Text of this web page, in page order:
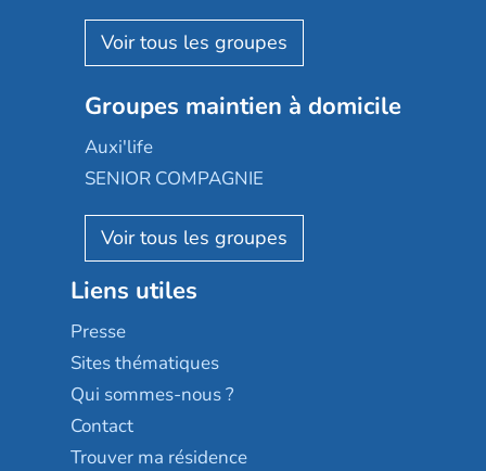
Aquarelia
Nexity edenea
Les jardins d'Arcadie
Occitalia
Appartseniors
Reseda
Stella management
Les villages d'or
Sérénys
Résidences services Villa Médicis
Korian
Emera
Groupe SOS
Le Noble Âge
Almage
Résidalya
Groupe aplus
Groupes maintien à domicile
Auxi'life
SENIOR COMPAGNIE
AGE D'OR Services
Liens utiles
Presse
Sites thématiques
Qui sommes-nous ?
Contact
Trouver ma résidence